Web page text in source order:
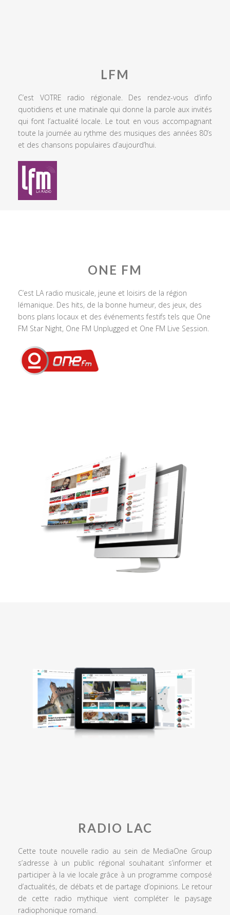
LFM
C’est VOTRE radio régionale. Des rendez-vous d’info
quotidiens et une matinale qui donne la parole aux invités
qui font l’actualité locale. Le tout en vous accompagnant
toute la journée au rythme des musiques des années 80’s
et des chansons populaires d’aujourd’hui.
ONE FM
C’est LA radio musicale, jeune et loisirs de la région
lémanique. Des hits, de la bonne humeur, des jeux, des
bons plans locaux et des événements festifs tels que One
FM Star Night, One FM Unplugged et One FM Live Session.
RADIO LAC
Cette toute nouvelle radio au sein de MediaOne Group
s’adresse à un public régional souhaitant s’informer et
participer à la vie locale grâce à un programme composé
d’actualités, de débats et de partage d’opinions. Le retour
de cette radio mythique vient compléter le paysage
radiophonique romand.